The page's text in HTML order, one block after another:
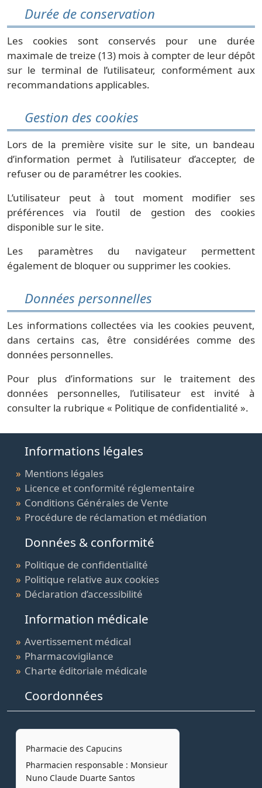
Durée de conservation
Les cookies sont conservés pour une durée
maximale de treize (13) mois à compter de leur dépôt
sur le terminal de l’utilisateur, conformément aux
recommandations applicables.
Gestion des cookies
Lors de la première visite sur le site, un bandeau
d’information permet à l’utilisateur d’accepter, de
refuser ou de paramétrer les cookies.
L’utilisateur peut à tout moment modifier ses
préférences via l’outil de gestion des cookies
disponible sur le site.
Les paramètres du navigateur permettent
également de bloquer ou supprimer les cookies.
Données personnelles
Les informations collectées via les cookies peuvent,
dans certains cas, être considérées comme des
données personnelles.
Pour plus d’informations sur le traitement des
données personnelles, l’utilisateur est invité à
consulter la rubrique « Politique de confidentialité ».
Informations légales
Mentions légales
Licence et conformité réglementaire
Conditions Générales de Vente
Procédure de réclamation et médiation
Données & conformité
Politique de confidentialité
Politique relative aux cookies
Déclaration d’accessibilité
Information médicale
Avertissement médical
Pharmacovigilance
Charte éditoriale médicale
Coordonnées
Pharmacie des Capucins
Pharmacien responsable : Monsieur
Nuno Claude Duarte Santos